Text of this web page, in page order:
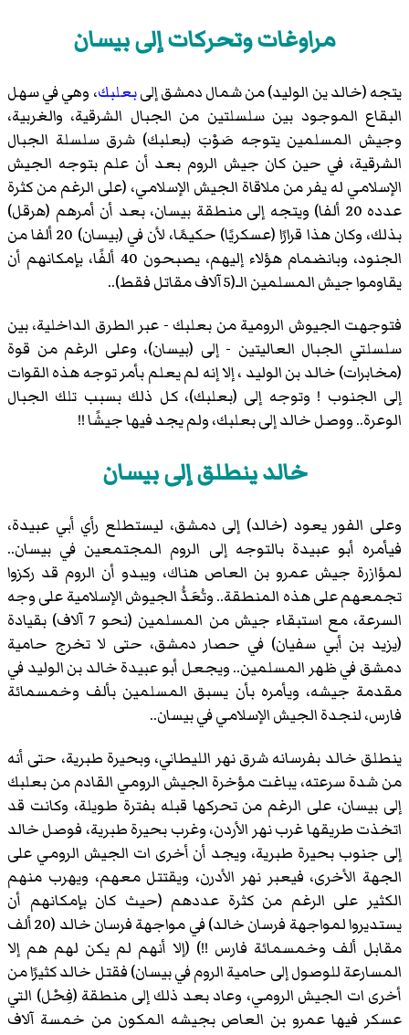
مراوغات وتحركات إلى بيسان
يتجه (خالد ين الوليد) من شمال دمشق إلىبعلبك، وهي في سهل
البقاع الموجود بين سلسلتين من الجبال الشرقية، والغربية،
وجيش المسلمين يتوجه صَوْبَ (بعلبك) شرق سلسلة الجبال
الشرقية، في حين كان جيش الروم بعد أن علم بتوجه الجيش
الإسلامي له يفر من ملاقاة الجيش الإسلامي، (على الرغم من كثرة
عدده 20 ألفا) ويتجه إلى منطقة بيسان، بعد أن أمرهم (هرقل)
بذلك، وكان هذا قرارًا (عسكريًا) حكيمًا، لأن في (بيسان) 20 ألفا من
الجنود، وبانضمام هؤلاء إليهم، يصبحون 40 ألفًا، بإمكانهم أن
يقاوموا جيش المسلمين الـ(5 آلاف مقاتل فقط)..
فتوجهت الجيوش الرومية من بعلبك - عبر الطرق الداخلية، بين
سلسلتي الجبال العاليتين - إلى (بيسان)، وعلى الرغم من قوة
(مخابرات) خالد بن الوليد ، إلا إنه لم يعلم بأمر توجه هذه القوات
إلى الجنوب ! وتوجه إلى (بعلبك)، كل ذلك بسبب تلك الجبال
الوعرة.. ووصل خالد إلى بعلبك، ولم يجد فيها جيشًا !!
خالد ينطلق إلى بيسان
وعلى الفور يعود (خالد) إلى دمشق، ليستطلع رأي أبي عبيدة،
فيأمره أبو عبيدة بالتوجه إلى الروم المجتمعين في بيسان..
لمؤازرة جيش عمرو بن العاص هناك، ويبدو أن الروم قد ركزوا
تجمعهم على هذه المنطقة.. وتُعَدُّ الجيوش الإسلامية على وجه
السرعة، مع استبقاء جيش من المسلمين (نحو 7 آلاف) بقيادة
(يزيد بن أبي سفيان) في حصار دمشق، حتى لا تخرج حامية
دمشق في ظهر المسلمين.. ويجعل أبو عبيدة خالد بن الوليد في
مقدمة جيشه، ويأمره بأن يسبق المسلمين بألف وخمسمائة
فارس، لنجدة الجيش الإسلامي في بيسان..
ينطلق خالد بفرسانه شرق نهر الليطاني، وبحيرة طبرية، حتى أنه
من شدة سرعته، يباغت مؤخرة الجيش الرومي القادم من بعلبك
إلى بيسان، على الرغم من تحركها قبله بفترة طويلة، وكانت قد
اتخذت طريقها غرب نهر الأردن، وغرب بحيرة طبرية، فوصل خالد
إلى جنوب بحيرة طبرية، ويجد أن أخرى ات الجيش الرومي على
الجهة الأخرى، فيعبر نهر الأدرن، ويقتتل معهم، ويهرب منهم
الكثير على الرغم من كثرة عددهم (حيث كان بإمكانهم أن
يستديروا لمواجهة فرسان خالد) في مواجهة فرسان خالد (20 ألف
مقابل ألف وخمسمائة فارس !!) (إلا أنهم لم يكن لهم هم إلا
المسارعة للوصول إلى حامية الروم في بيسان) فقتل خالد كثيرًا من
أخرى ات الجيش الرومي، وعاد بعد ذلك إلى منطقة (فِحْل) التي
عسكر فيها عمرو بن العاص بجيشه المكون من خمسة آلاف